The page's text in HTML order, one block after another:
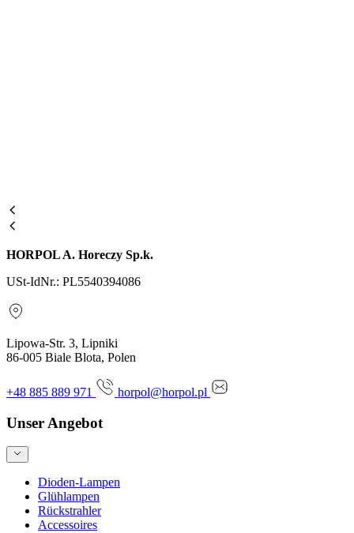
HORPOL A. Horeczy Sp.k.
USt-IdNr.: PL5540394086
Lipowa-Str. 3, Lipniki
86-005 Biale Blota, Polen
+48 885 889 971 horpol@horpol.pl
Unser Angebot
Dioden-Lampen
Glühlampen
Rückstrahler
Accessoires